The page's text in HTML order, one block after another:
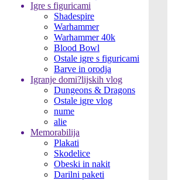
Igre s figuricami
Shadespire
Warhammer
Warhammer 40k
Blood Bowl
Ostale igre s figuricami
Barve in orodja
Igranje domi?lijskih vlog
Dungeons & Dragons
Ostale igre vlog
nume
alie
Memorabilija
Plakati
Skodelice
Obeski in nakit
Darilni paketi